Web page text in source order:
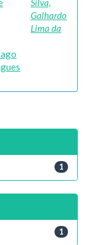
Silva,
Galhardo
Lima da
1
1